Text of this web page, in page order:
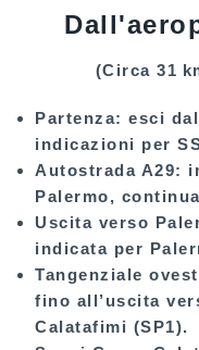
(Circa 31
Partenza: esci
indicazioni per
Autostrada A29:
Palermo,
Uscita verso
indicata per
Tangenziale
fino all’uscita
Calatafimi (SP1).